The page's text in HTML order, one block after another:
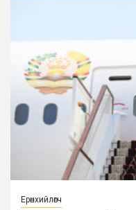
Ерөнхийлөгч